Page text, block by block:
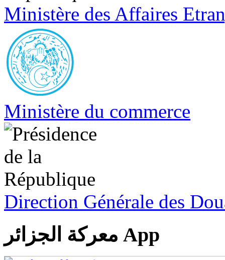
Ministère des Affaires
Ministère du commerce
Direction Générale des
معركة الجزائر App